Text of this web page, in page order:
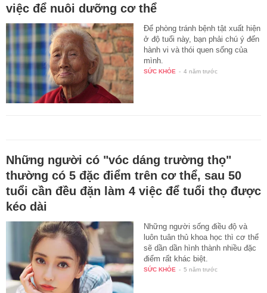
việc để nuôi dưỡng cơ thể
Để phòng tránh bệnh tật xuất hiện
ở độ tuổi này, bạn phải chú ý đến
hành vi và thói quen sống của
mình.
SỨC KHỎE - 4 năm trước
Những người có "vóc dáng trường thọ"
thường có 5 đặc điểm trên cơ thể, sau 50
tuổi cần đều đặn làm 4 việc để tuổi thọ được
kéo dài
Những người sống điều độ và
luôn tuân thủ khoa học thì cơ thể
sẽ dần dần hình thành nhiều đặc
điểm rất khác biệt.
SỨC KHỎE - 5 năm trước